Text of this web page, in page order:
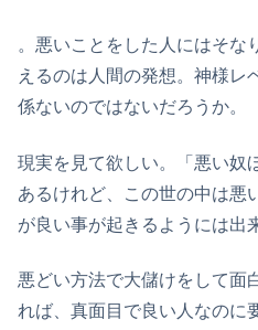
。悪いことをした人にはそ
えるのは人間の発想。神様レ
係ないのではないだろうか。
現実を見て欲しい。「悪い奴
あるけれど、この世の中は悪
が良い事が起きるようには出
悪どい方法で大儲けをして面
れば、真面目で良い人なのに